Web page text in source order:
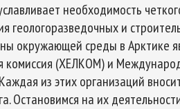
необходимость
геологоразведочных и
окружающей среды в Арктике
комиссия (ХЕЛКОМ) и
из этих организаций
Остановимся на их